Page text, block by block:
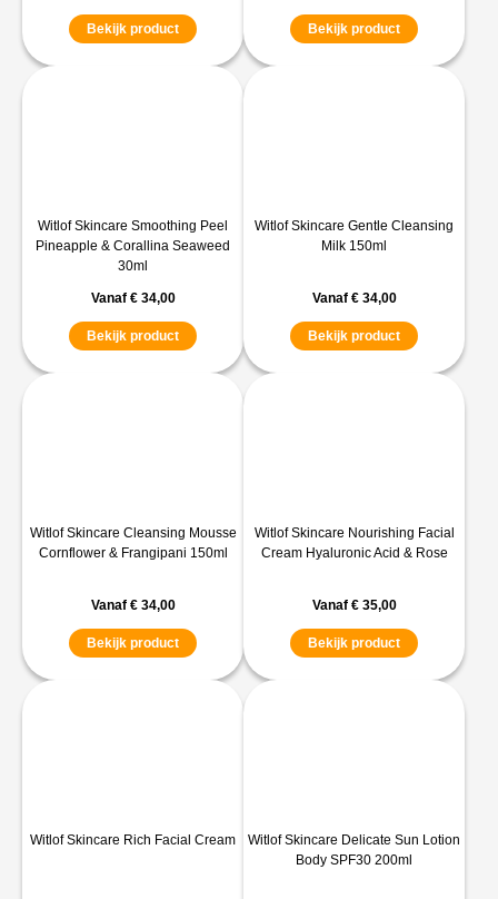
Bekijk product Bekijk product
Witlof Skincare Smoothing Peel
Pineapple & Corallina Seaweed
30ml
Vanaf €34,00
Bekijk product
Witlof Skincare Gentle Cleansing
Milk 150ml
Vanaf €34,00
Bekijk product
Witlof Skincare Cleansing Mousse
Cornflower & Frangipani 150ml
Vanaf €34,00
Bekijk product
Witlof Skincare Nourishing Facial
Cream Hyaluronic Acid & Rose
Vanaf €35,00
Bekijk product
Witlof Skincare Rich Facial Cream
Witlof Skincare Delicate Sun Lotion
Body SPF30 200ml